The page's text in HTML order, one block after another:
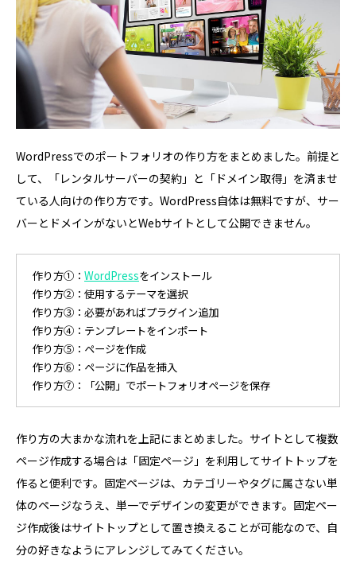
WordPressでのポートフォリオの作り方をまとめました。前提と
して、「レンタルサーバーの契約」と「ドメイン取得」を済ませ
ている人向けの作り方です。WordPress自体は無料ですが、サー
バーとドメインがないとWebサイトとして公開できません。
作り方①： WordPressをインストール
作り方②：使用するテーマを選択
作り方③：必要があればプラグイン追加
作り方④：テンプレートをインポート
作り方⑤：ページを作成
作り方⑥：ページに作品を挿入
作り方⑦：「公開」でポートフォリオページを保存
作り方の大まかな流れを上記にまとめました。サイトとして複数
ページ作成する場合は「固定ページ」を利用してサイトトップを
作ると便利です。固定ページは、カテゴリーやタグに属さない単
体のページなうえ、単一でデザインの変更ができます。固定ペー
ジ作成後はサイトトップとして置き換えることが可能なので、自
分の好きなようにアレンジしてみてください。